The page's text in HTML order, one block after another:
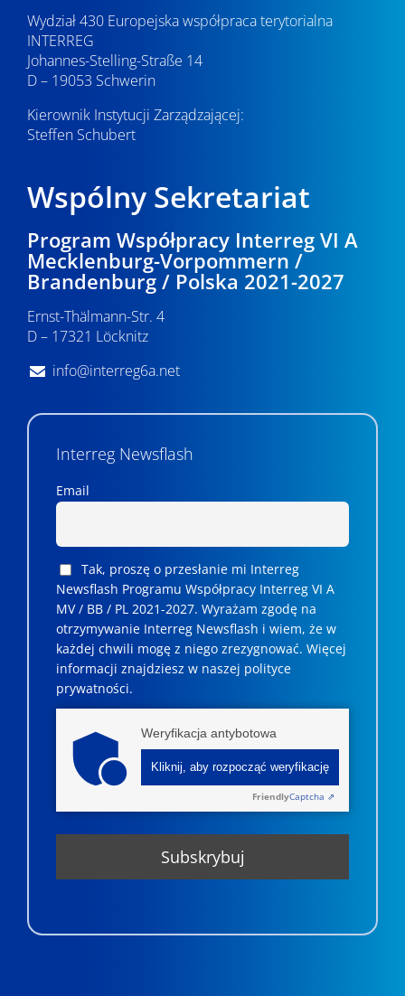
Wydział 430 Europejska współpraca terytorialna
INTERREG
Johannes-Stelling-Straße 14
D – 19053 Schwerin
Kierownik Instytucji Zarządzającej:
Steffen Schubert
Wspólny Sekretariat
Program Współpracy Interreg VI A
Mecklenburg-Vorpommern /
Brandenburg / Polska 2021-2027
Ernst-Thälmann-Str. 4
D – 17321 Löcknitz
info@interreg6a.net
Interreg Newsflash
Email
Tak, proszę o przesłanie mi Interreg
Newsflash Programu Współpracy Interreg VI A
MV / BB / PL 2021-2027. Wyrażam zgodę na
otrzymywanie Interreg Newsflash i wiem, że w
każdej chwili mogę z niego zrezygnować. ­­Więcej
informacji znajdziesz w naszej polityce
prywatności.
Weryfikacja antybotowa
Kliknij, aby rozpocząć weryfikację
FriendlyCaptcha ⇗